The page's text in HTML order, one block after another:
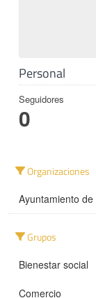
Personal
Seguidores
0
Organizaciones
Ayuntamiento
Grupos
Bienestar social
Comercio